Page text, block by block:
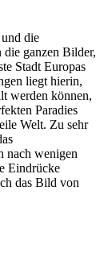
die
die ganzen Bilder,
Stadt Europas
liegt hierin,
werden können,
Paradies
Welt. Zu sehr
nach wenigen
Eindrücke
das Bild von